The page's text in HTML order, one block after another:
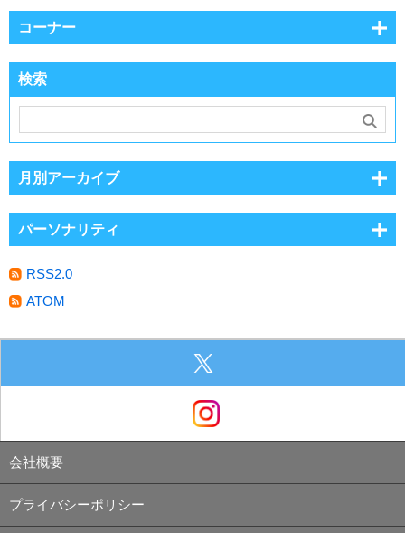
コーナー
検索
月別アーカイブ
パーソナリティ
RSS2.0
ATOM
会社概要
プライバシーポリシー